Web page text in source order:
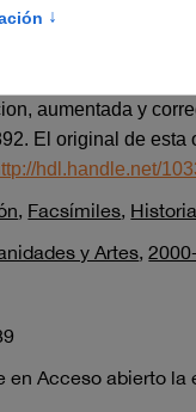
de la obra: 'Colón
aumentada y
El original de
hdl.handle.net/
, Facsímiles, Historia
y Artes,
en Acceso abierto la